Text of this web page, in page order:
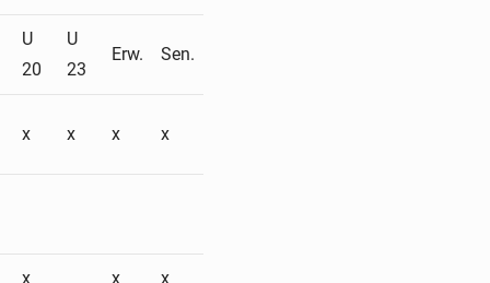
U
20
U
23
Erw. Sen.
x x x x
x x x